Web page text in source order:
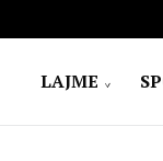
LAJME